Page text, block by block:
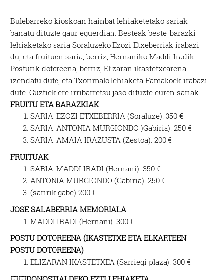
Bulebarreko kioskoan hainbat lehiaketetako sariak
banatu dituzte gaur eguerdian. Besteak beste, barazki
lehiaketako saria Soraluzeko Ezozi Etxeberriak irabazi
du, eta fruituen saria, berriz, Hernaniko Maddi Iradik.
Posturik dotoreena, berriz, Elizaran ikastetxearena
izendatu dute, eta Txorimalo lehiaketa Famakoek irabazi
dute. Guztiek ere irribarretsu jaso dituzte euren sariak.
FRUITU ETA BARAZKIAK
SARIA: EZOZI ETXEBERRIA (Soraluze). 350 €
SARIA: ANTONIA MURGIONDO )Gabiria). 250 €
SARIA: AMAIA IRAZUSTA (Zestoa). 200 €
FRUITUAK
SARIA: MADDI IRADI (Hernani). 350 €
ANTONIA MURGIONDO (Gabiria). 250 €
(saririk gabe) 200 €
JOSE SALABERRIA MEMORIALA
MADDI IRADI (Hernani). 300 €
POSTU DOTOREENA (IKASTETXE ETA ELKARTEEN
POSTU DOTOREENA)
ELIZARAN IKASTETXEA (Sarriegi plaza). 300 €